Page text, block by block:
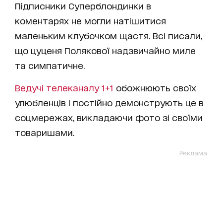
Підписники Суперблондинки в
коментарях не могли натішитися
маленьким клубочком щастя. Всі писали,
що цуценя Полякової надзвичайно миле
та симпатичне.
Ведучі телеканалу 1+1 обожнюють своїх
улюбленців і постійно демонструють це в
соцмережах, викладаючи фото зі своїми
товаришами.
Реклама